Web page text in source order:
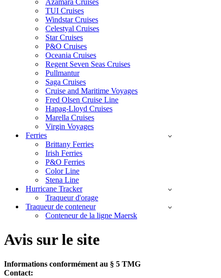
Azamara Cruises
TUI Cruises
Windstar Cruises
Celestyal Cruises
Star Cruises
P&O Cruises
Oceania Cruises
Regent Seven Seas Cruises
Pullmantur
Saga Cruises
Cruise and Maritime Voyages
Fred Olsen Cruise Line
Hapag-Lloyd Cruises
Marella Cruises
Virgin Voyages
Ferries
Brittany Ferries
Irish Ferries
P&O Ferries
Color Line
Stena Line
Hurricane Tracker
Traqueur d'orage
Traqueur de conteneur
Conteneur de la ligne Maersk
Avis sur le site
Informations conformément au § 5 TMG
Contact: